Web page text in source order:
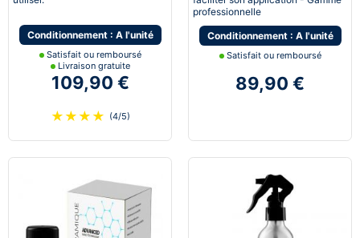
Conditionnement : A l'unité
Satisfait ou remboursé
Livraison gratuite
109,90 €
★ ★ ★ ★ (4/5)
professionnelle
Conditionnement : A l'unité
Satisfait ou remboursé
89,90 €